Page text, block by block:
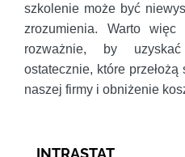
szkolenie może być
zrozumienia. Warto
rozważnie, by
ostatecznie, które
naszej firmy i obniżenie
INTRASTAT